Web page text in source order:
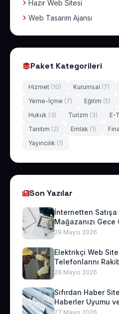
Hazır Web Sitesi
Web Tasarım Ajansı
Paket Kategorileri
Hizmet (10) Kurumsal (7)
Yeme-İçme (7) Eğitim (5)
Hukuk (3) Turizm (3) E-
Tanıtım (2) Emlak (1)
Yayıncılık (1)
Son Yazılar
İnternetten
Mağazanızı Gece
29 Mayıs 2026
Elektrikçi Web
Telefonlarını
28 Mayıs 2026
Sıfırdan Haber
Haberler Uyumu
27 Mayıs 2026